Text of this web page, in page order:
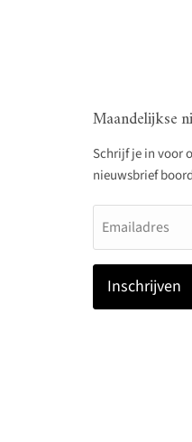
Maandelijkse
Schrijf je in voor
nieuwsbrief
Emailadres
Inschrijven